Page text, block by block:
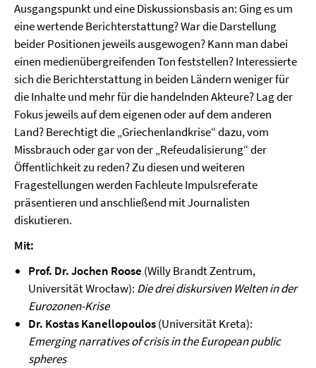
Ausgangspunkt und eine Diskussionsbasis an: Ging es um
eine wertende Berichterstattung? War die Darstellung
beider Positionen jeweils ausgewogen? Kann man dabei
einen medienübergreifenden Ton feststellen? Interessierte
sich die Berichterstattung in beiden Ländern weniger für
die Inhalte und mehr für die handelnden Akteure? Lag der
Fokus jeweils auf dem eigenen oder auf dem anderen
Land? Berechtigt die „Griechenlandkrise“ dazu, vom
Missbrauch oder gar von der „Refeudalisierung“ der
Öffentlichkeit zu reden? Zu diesen und weiteren
Fragestellungen werden Fachleute Impulsreferate
präsentieren und anschließend mit Journalisten
diskutieren.
Mit:
Prof. Dr. Jochen Roose (Willy Brandt Zentrum,
Universität Wrocław): Die drei diskursiven Welten in der
Eurozonen-Krise
Dr. Kostas Kanellopoulos(Universität Kreta):
Emerging narratives of crisis in the European public
spheres